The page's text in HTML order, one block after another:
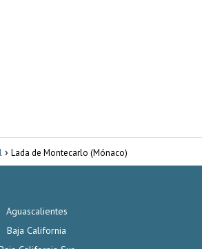
Lada de Montecarlo (Mónaco)
Aguascalientes
Baja California